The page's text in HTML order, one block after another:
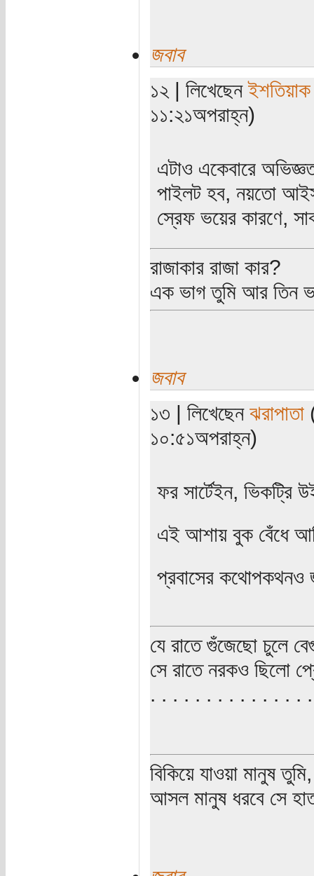
জবাব
১২ | লিখেছেন
১১:২১অপরাহ্ন)
এটাও একেবারে
পাইলট হব, নয়তো
স্রেফ ভয়ের কারণে,
রাজাকার রাজা কার?
এক ভাগ তুমি আর তিন
জবাব
১৩ | লিখেছেন ঝরাপাতা
১০:৫১অপরাহ্ন)
ফর সার্টেইন, ভিকট্রি
এই আশায় বুক বেঁধে
প্রবাসের
যে রাতে গুঁজেছো চুলে
সে রাতে নরকও ছিলো
. . . . . . . . . . . . . . . .
বিকিয়ে যাওয়া মানুষ
আসল মানুষ ধরবে সে